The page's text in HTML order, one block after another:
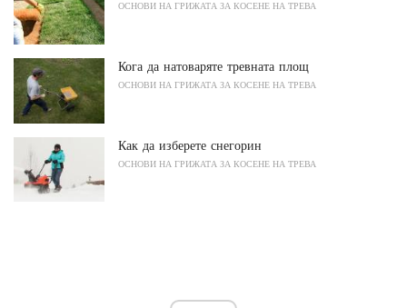
ОСНОВИ НА ГРИЖАТА ЗА КОСЕНЕ НА ТРЕВА
Кога да натоваряте тревната площ
ОСНОВИ НА ГРИЖАТА ЗА КОСЕНЕ НА ТРЕВА
Как да изберете снегорин
ОСНОВИ НА ГРИЖАТА ЗА КОСЕНЕ НА ТРЕВА